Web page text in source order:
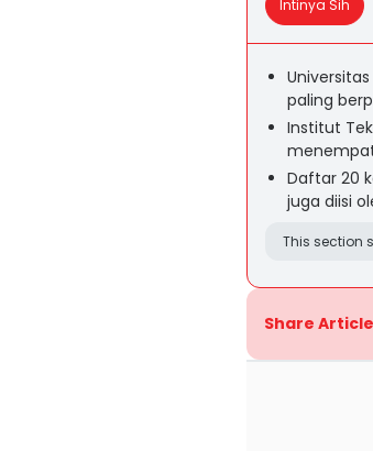
Intinya Sih
paling
Institut
Daftar 20
juga diisi
This section
Share Article